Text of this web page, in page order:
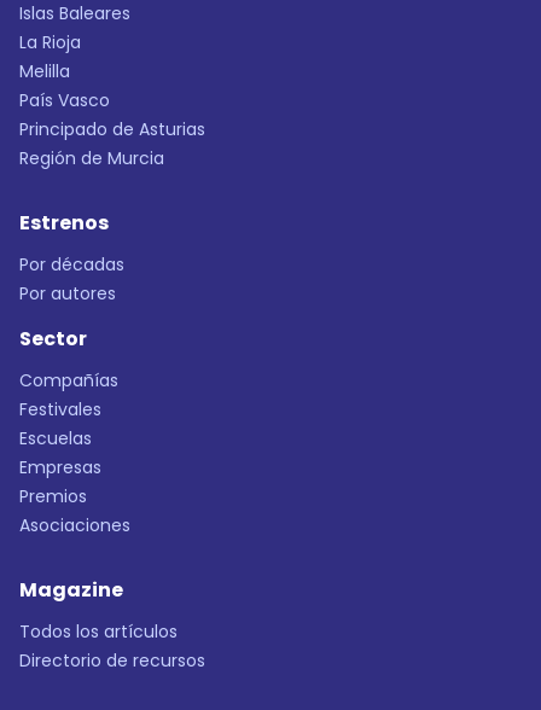
Islas Baleares
La Rioja
Melilla
País Vasco
Principado de Asturias
Región de Murcia
Estrenos
Por décadas
Por autores
Sector
Compañías
Festivales
Escuelas
Empresas
Premios
Asociaciones
Magazine
Todos los artículos
Directorio de recursos